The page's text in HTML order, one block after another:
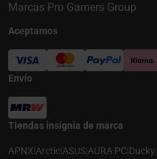
Marcas Pro Gamers Group
Aceptamos
Envío
Tiendas insignia de marca
APNX|Arctic|ASUS|AURA PC|Ducky|